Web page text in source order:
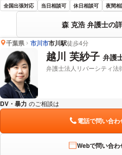
全国出張対応 当日相談可 休日相談可 夜間
森 克浩 弁護士の
千葉県 市川市市川駅徒歩4分
越川 芙紗子 弁護
弁護士法人リバーシティ法
DV・暴力 のご相談は
電話で問い合わ
Webで問い合わ